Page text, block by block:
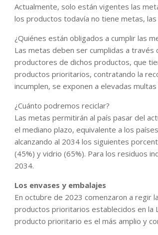
Actualmente, solo están vigentes las
los productos todavía no tiene metas,
¿Quiénes están obligados a cumplir las
Las metas deben ser cumplidas a través
productores de dichos productos, que
productos prioritarios, contratando la
incumplen, se exponen a elevadas
¿Cuánto podremos reciclar?
Las metas permitirán al país pasar del
el mediano plazo, equivalente a los
alcanzando al 2034 los siguientes
(45%) y vidrio (65%). Para los residuos
2034.
Los envases y embalajes
En octubre de 2023 comenzaron a regir
productos prioritarios establecidos en la
producto prioritario es el más amplio y